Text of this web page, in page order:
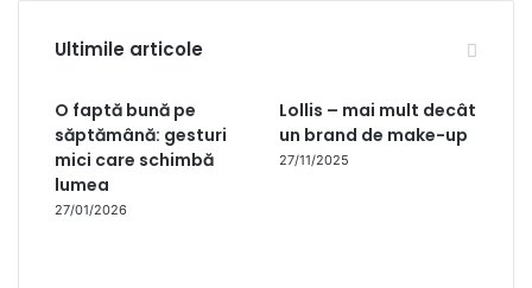
Ultimile articole
O faptă bună pe
săptămână: gesturi
mici care schimbă
lumea
27/01/2026
Lollis – mai mult decât
un brand de make-up
27/11/2025